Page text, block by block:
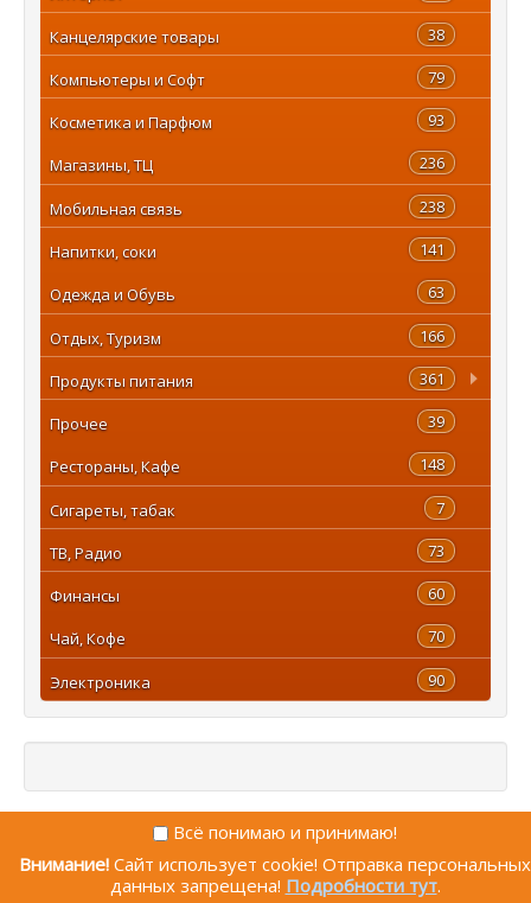
38
Канцелярские товары
79
Компьютеры и Софт
93
Косметика и Парфюм
236
Магазины, ТЦ
238
Мобильная связь
141
Напитки, соки
63
Одежда и Обувь
166
Отдых, Туризм
361
Продукты питания
39
Прочее
148
Рестораны, Кафе
7
Сигареты, табак
73
ТВ, Радио
60
Финансы
70
Чай, Кофе
90
Электроника
Наверх
© 2009—2026 PromoGalaxy.ru
Всё понимаю и принимаю!
Внимание! Сайт использует cookie! Отправка персональных
данных запрещена! Подробности тут.